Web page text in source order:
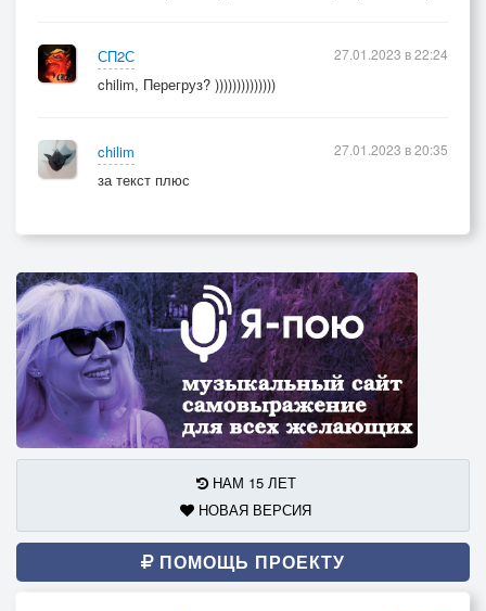
СП2С
chilim, Перегруз? ))))))))))))))
27.01.2023 в 22:24
chilim
за текст плюс
27.01.2023 в 20:35
НАМ 15 ЛЕТ
НОВАЯ ВЕРСИЯ
ПОМОЩЬ ПРОЕКТУ